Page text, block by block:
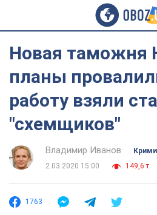
Новая таможня
планы
работу взяли
"схемщиков"
Владимир Иванов
2.03.2020 15:00
149,6 т.
1763